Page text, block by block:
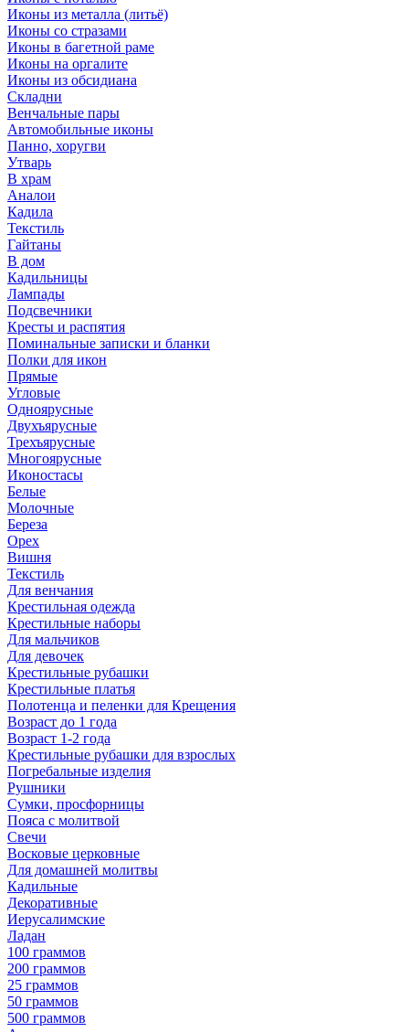
Иконы из металла (литьё)
Иконы со стразами
Иконы в багетной раме
Иконы на оргалите
Иконы из обсидиана
Складни
Венчальные пары
Автомобильные иконы
Панно, хоругви
Утварь
В храм
Аналои
Кадила
Текстиль
Гайтаны
В дом
Кадильницы
Лампады
Подсвечники
Кресты и распятия
Поминальные записки и бланки
Полки для икон
Прямые
Угловые
Одноярусные
Двухъярусные
Трехъярусные
Многоярусные
Иконостасы
Белые
Молочные
Береза
Орех
Вишня
Текстиль
Для венчания
Крестильная одежда
Крестильные наборы
Для мальчиков
Для девочек
Крестильные рубашки
Крестильные платья
Полотенца и пеленки для Крещения
Возраст до 1 года
Возраст 1-2 года
Крестильные рубашки для взрослых
Погребальные изделия
Рушники
Сумки, просфорницы
Пояса с молитвой
Свечи
Восковые церковные
Для домашней молитвы
Кадильные
Декоративные
Иерусалимские
Ладан
100 граммов
200 граммов
25 граммов
50 граммов
500 граммов